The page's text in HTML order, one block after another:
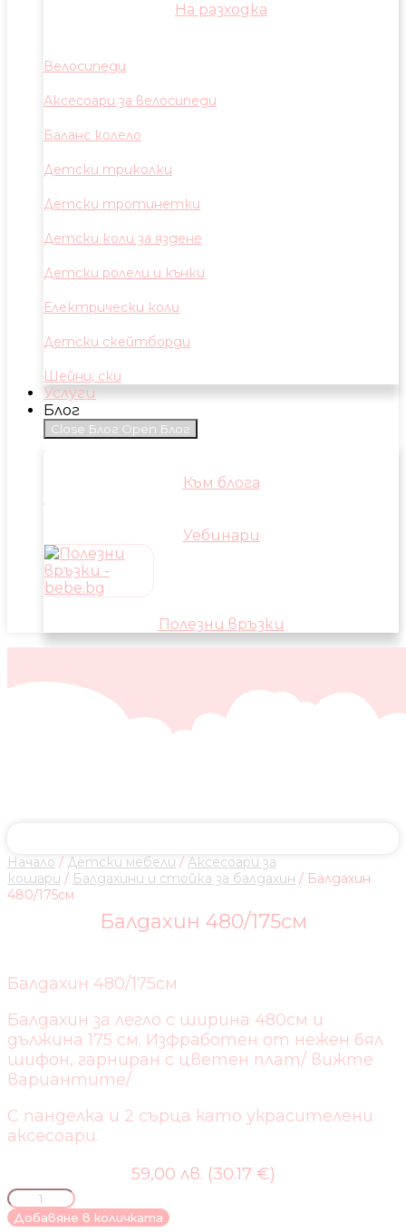
На разходка
Велосипеди
Аксесоари за велосипеди
Баланс колело
Детски триколки
Детски тротинетки
Детски коли за яздене
Детски ролели и кънки
Електрически коли
Детски скейтборди
Шейни, ски
Услуги
Блог
Close Блог Open Блог
Към блога
Уебинари
Полезни връзки
Начало / Детски мебели / Аксесоари за
кошари / Балдахини и стойка за балдахин / Балдахин
480/175см
Балдахин 480/175см
Балдахин 480/175см
Балдахин за легло с ширина 480см и
дължина 175 см. Изфработен от нежен бял
шифон, гарниран с цветен плат/ вижте
вариантите/
С панделка и 2 сърца като украсителени
аксесоари.
59,00 лв. (30.17 €)
количество
заДобавяне в количката